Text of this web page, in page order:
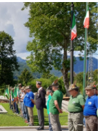
viste